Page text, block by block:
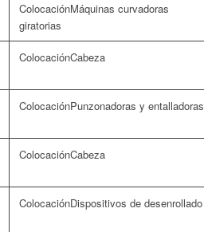
Máquinas curvadoras
giratorias
Cabeza
Punzonadoras y entalladoras
Cabeza
Dispositivos de desenrollado